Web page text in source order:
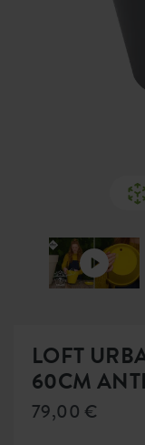
LOFT
60CM
79,00 €